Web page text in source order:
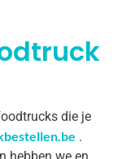
die je
.